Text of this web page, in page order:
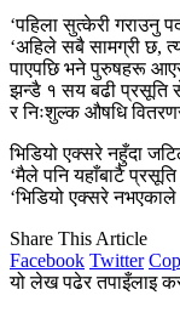
‘पहिला सुत्केरी गराउनु
‘अहिले सबै सामग्री छ,
पाएपछि भने पुरुषहरू आएर
झन्डै १ सय बढी प्रसूति
र निःशुल्क औषधि
भिडियो एक्सरे नहुँदा
‘मैले पनि यहाँबाटै
‘भिडियो एक्सरे
Share This Article
Facebook Twitter
यो लेख पढेर तपाइँलाइ